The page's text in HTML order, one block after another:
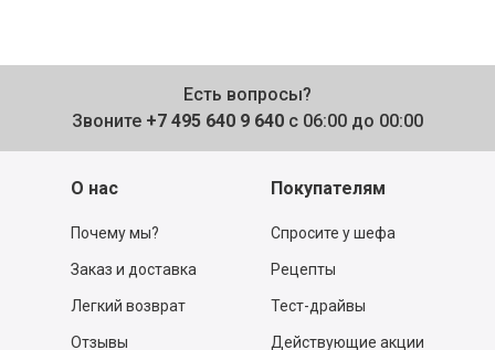
Есть вопросы?
Звоните +7 495 640 9 640 с 06:00 до 00:00
О нас
Почему мы?
Заказ и доставка
Легкий возврат
Отзывы
Покупателям
Спросите у шефа
Рецепты
Тест-драйвы
Действующие акции